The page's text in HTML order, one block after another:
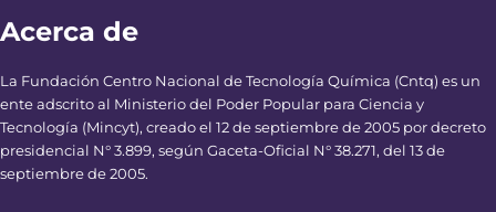
Acerca de
La Fundación Centro Nacional de Tecnología Química (Cntq) es un
ente adscrito al Ministerio del Poder Popular para Ciencia y
Tecnología (Mincyt), creado el 12 de septiembre de 2005 por decreto
presidencial N° 3.899, según Gaceta-Oficial N° 38.271, del 13 de
septiembre de 2005.